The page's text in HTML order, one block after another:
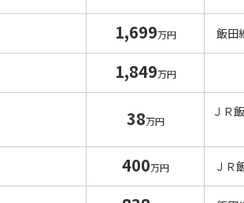
1,699万円 飯
1,849万円
38万円
ＪＲ
400万円 Ｊ